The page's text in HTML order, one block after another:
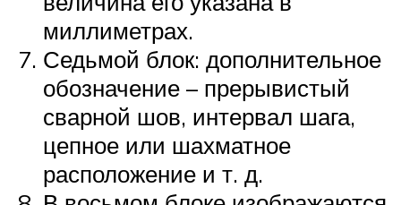
миллиметрах.
Седьмой блок: дополнительное
обозначение – прерывистый
сварной шов, интервал шага,
цепное или шахматное
расположение и т. д.